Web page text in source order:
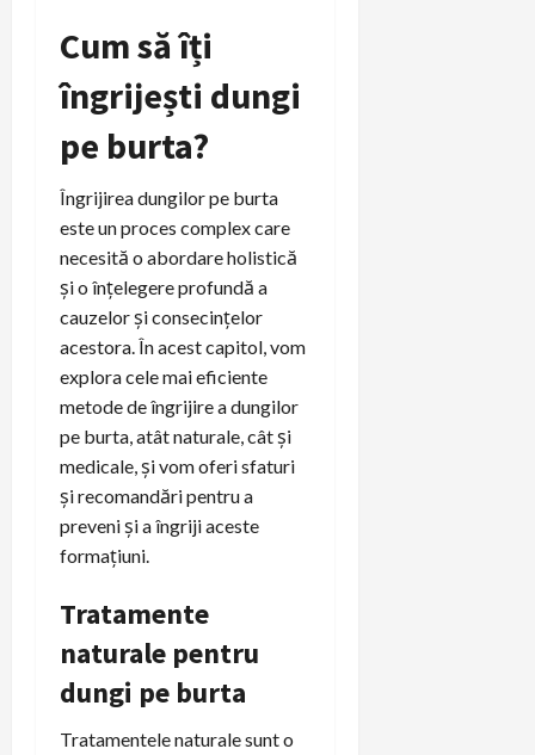
Cum să îți
îngrijești dungi
pe burta?
Îngrijirea dungilor pe burta
este un proces complex care
necesită o abordare holistică
și o înțelegere profundă a
cauzelor și consecințelor
acestora. În acest capitol, vom
explora cele mai eficiente
metode de îngrijire a dungilor
pe burta, atât naturale, cât și
medicale, și vom oferi sfaturi
și recomandări pentru a
preveni și a îngriji aceste
formațiuni.
Tratamente
naturale pentru
dungi pe burta
Tratamentele naturale sunt o